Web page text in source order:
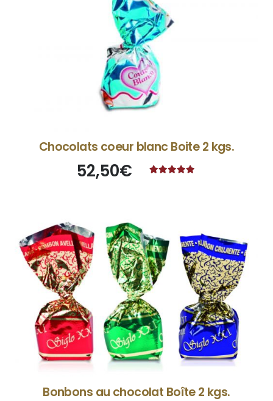
Chocolats coeur blanc Boite 2 kgs.
52,50€
Bonbons au chocolat Boîte 2 kgs.